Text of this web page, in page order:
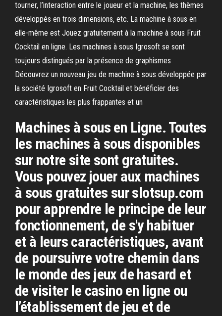
tourner, l’interaction entre le joueur et la machine, les thèmes
développés en trois dimensions, etc. La machine à sous en
elle-même est Jouez gratuitement à la machine à sous Fruit
Cocktail en ligne. Les machines à sous Igrosoft se sont
toujours distingués par la présence de graphismes
Découvrez un nouveau jeu de machine à sous développée par
la société Igrosoft en Fruit Cocktail et bénéficier des
caractéristiques les plus frappantes et un
Machines à sous en Ligne. Toutes
les machines à sous disponibles
sur notre site sont gratuites.
Vous pouvez jouer aux machines
à sous gratuites sur slotsup.com
pour apprendre le principe de leur
fonctionnement, de s'y habituer
et à leurs caractéristiques, avant
de poursuivre votre chemin dans
le monde des jeux de hasard et
de visiter le casino en ligne ou
l’établissement de jeu et de